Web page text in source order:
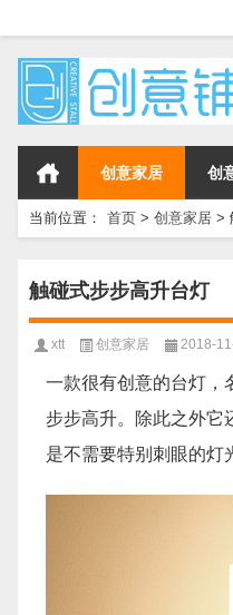
创意家居 创
当前位置： 首页 > 创意家居 >
触碰式步步高升台灯
xtt 创意家居 2018-
一款很有创意的台灯，
步步高升。除此之外它
是不需要特别刺眼的灯